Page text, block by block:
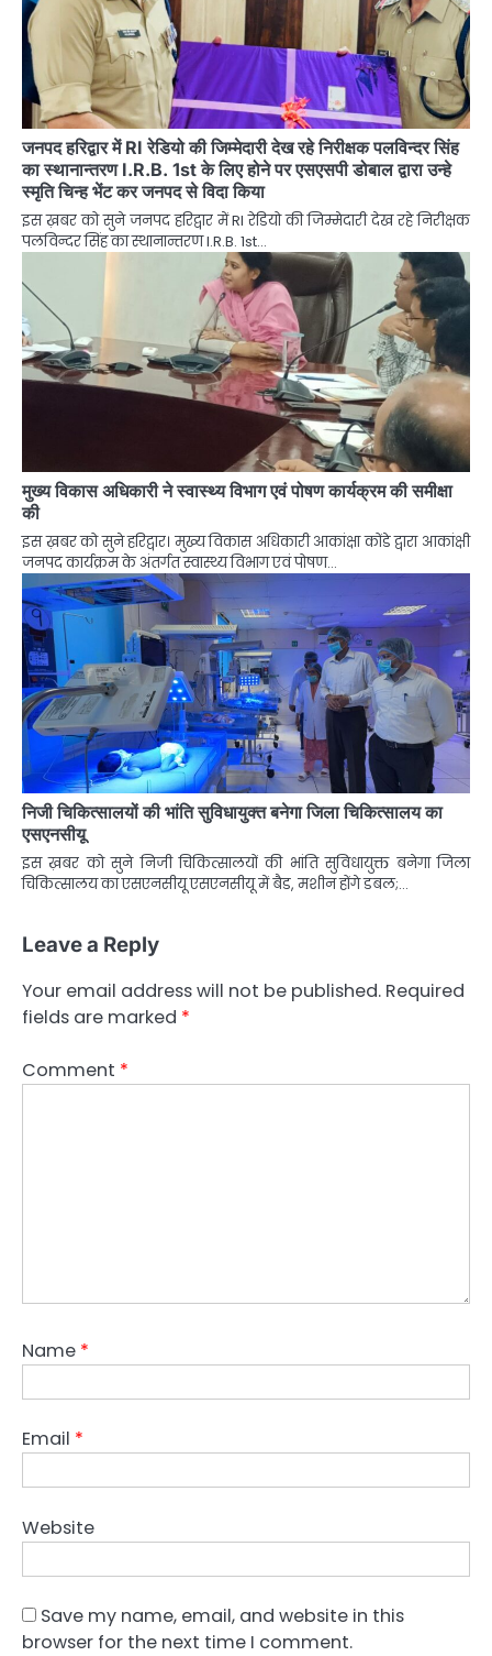
जनपद हरिद्वार में RI रेडियो की जिम्मेदारी देख रहे निरीक्षक पलविन्दर सिंह
का स्थानान्तरण I.R.B. 1st के लिए होने पर एसएसपी डोबाल द्वारा उन्हे
स्मृति चिन्ह भेंट कर जनपद से विदा किया
इस ख़बर को सुने जनपद हरिद्वार में RI रेडियो की जिम्मेदारी देख रहे निरीक्षक
पलविन्दर सिंह का स्थानान्तरण I.R.B. 1st…
मुख्य विकास अधिकारी ने स्वास्थ्य विभाग एवं पोषण कार्यक्रम की समीक्षा
की
इस ख़बर को सुने हरिद्वार। मुख्य विकास अधिकारी आकांक्षा कोंडे द्वारा आकांक्षी
जनपद कार्यक्रम के अंतर्गत स्वास्थ्य विभाग एवं पोषण…
निजी चिकित्सालयों की भांति सुविधायुक्त बनेगा जिला चिकित्सालय का
एसएनसीयू
इस ख़बर को सुने निजी चिकित्सालयों की भांति सुविधायुक्त बनेगा जिला
चिकित्सालय का एसएनसीयू एसएनसीयू में बैड, मशीन होंगे डबल;…
Leave a Reply
Your email address will not be published. Required
fields are marked *
Comment *
Name *
Email *
Website
Save my name, email, and website in this
browser for the next time I comment.